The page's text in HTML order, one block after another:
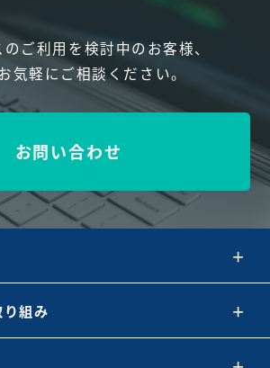
ご利用を検討中のお客様、
気軽にご相談ください。
お問い合わせ
＋
組み ＋